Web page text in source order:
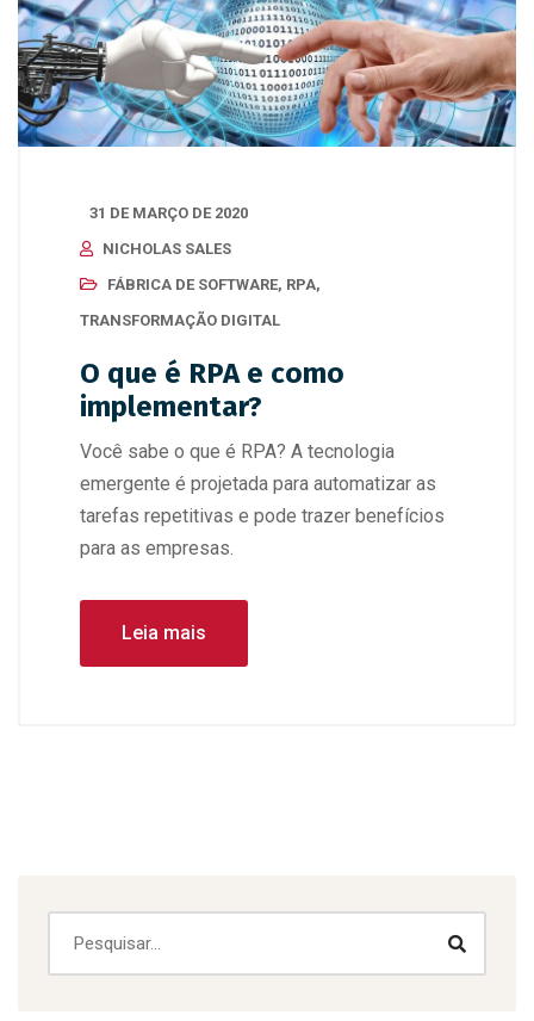
31 DE MARÇO DE 2020
NICHOLAS SALES
FÁBRICA DE SOFTWARE, RPA,
TRANSFORMAÇÃO DIGITAL
O que é RPA e como
implementar?
Você sabe o que é RPA? A tecnologia
emergente é projetada para automatizar as
tarefas repetitivas e pode trazer benefícios
para as empresas.
Leia mais